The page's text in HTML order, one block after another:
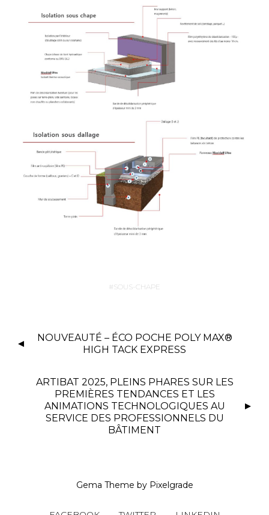
SOUS-CHAPE
NOUVEAUTÉ – ÉCO POCHE POLY MAX®
HIGH TACK EXPRESS
ARTIBAT 2025, PLEINS PHARES SUR LES
PREMIÈRES TENDANCES ET LES
ANIMATIONS TECHNOLOGIQUES AU
SERVICE DES PROFESSIONNELS DU
BÂTIMENT
Gema Theme by Pixelgrade